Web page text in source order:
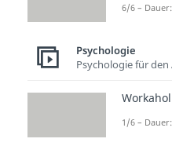
für
Auch für
großer
zeigen.
ihre
6/6 –
Psychologie
Psychologie für den
1/6 –